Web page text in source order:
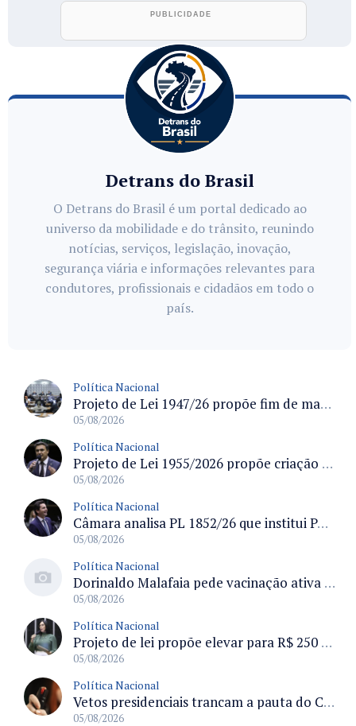
Detrans do Brasil
O Detrans do Brasil é um portal dedicado ao
universo da mobilidade e do trânsito, reunindo
notícias, serviços, legislação, inovação,
segurança viária e informações relevantes para
condutores, profissionais e cidadãos em todo o
país.
Política Nacional
Projeto de Lei 1947/26 propõe fim de margens para cartão de crédito e consignado do INSS
05/08/2026
Política Nacional
Projeto de Lei 1955/2026 propõe criação de geração livre de fumo ao restringir venda de vapes a nascidos desde 1º de janeiro de 2009
05/08/2026
Política Nacional
Câmara analisa PL 1852/26 que institui Política Nacional de Gestão de Desempenho e Eficiência para servidores públicos
05/08/2026
Política Nacional
Dorinaldo Malafaia pede vacinação ativa ao Ministério da Saúde para reverter queda na cobertura vacinal no Brasil
05/08/2026
Política Nacional
Projeto de lei propõe elevar para R$ 250 mil limite de isenção do IPI para pessoas com deficiência e autismo
05/08/2026
Política Nacional
Vetos presidenciais trancam a pauta do Congresso com 87 itens pendentes e incluem trechos do Orçamento de 2026
05/08/2026